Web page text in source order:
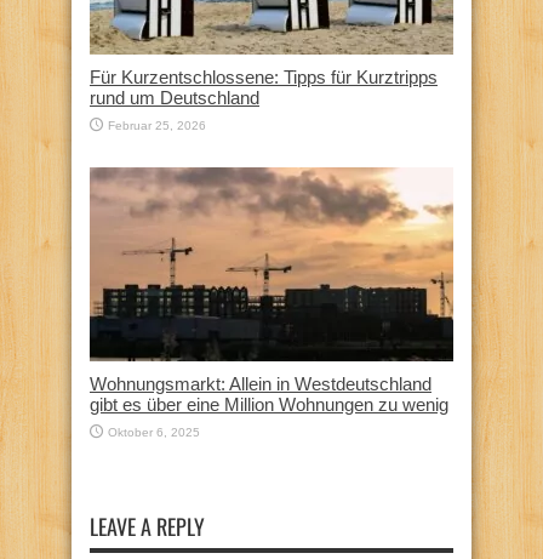
Für Kurzentschlossene: Tipps für Kurztripps
rund um Deutschland
Februar 25, 2026
Wohnungsmarkt: Allein in Westdeutschland
gibt es über eine Million Wohnungen zu wenig
Oktober 6, 2025
LEAVE A REPLY